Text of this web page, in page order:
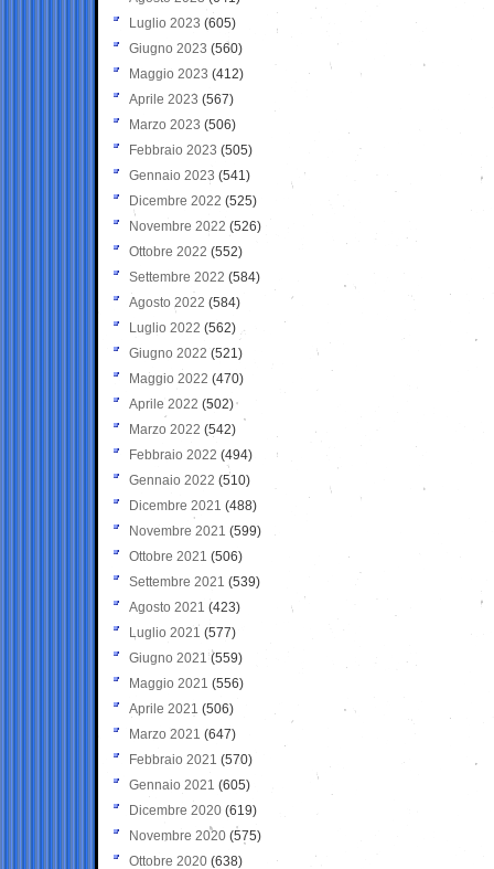
Luglio 2023 (605)
Giugno 2023 (560)
Maggio 2023 (412)
Aprile 2023 (567)
Marzo 2023 (506)
Febbraio 2023 (505)
Gennaio 2023 (541)
Dicembre 2022 (525)
Novembre 2022 (526)
Ottobre 2022 (552)
Settembre 2022 (584)
Agosto 2022 (584)
Luglio 2022 (562)
Giugno 2022 (521)
Maggio 2022 (470)
Aprile 2022 (502)
Marzo 2022 (542)
Febbraio 2022 (494)
Gennaio 2022 (510)
Dicembre 2021 (488)
Novembre 2021 (599)
Ottobre 2021 (506)
Settembre 2021 (539)
Agosto 2021 (423)
Luglio 2021 (577)
Giugno 2021(559)
Maggio 2021 (556)
Aprile 2021 (506)
Marzo 2021 (647)
Febbraio 2021 (570)
Gennaio 2021 (605)
Dicembre 2020 (619)
Novembre 2020 (575)
Ottobre 2020 (638)